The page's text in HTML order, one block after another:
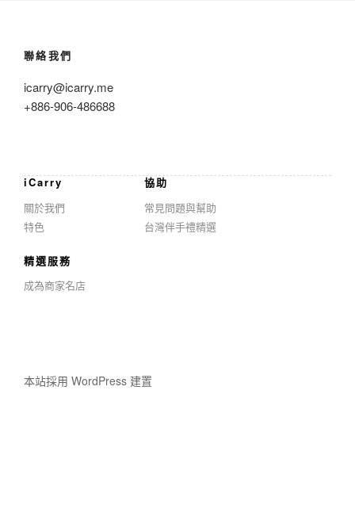
聯絡我們
icarry@icarry.me
+886-906-486688
iCarry
關於我們
特色
協助
常見問題與幫助
台灣伴手禮精選
精選服務
成為商家名店
本站採用 WordPress 建置